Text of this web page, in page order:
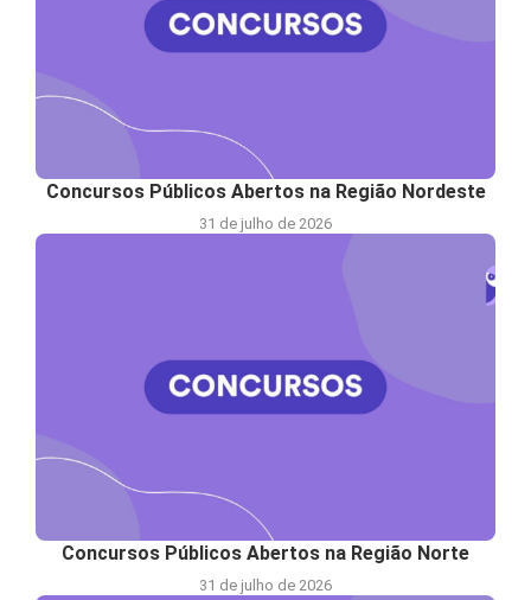
Concursos Públicos Abertos na Região Nordeste
31 de julho de 2026
Concursos Públicos Abertos na Região Norte
31 de julho de 2026